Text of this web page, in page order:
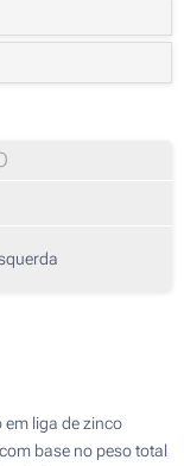
liga de zinco
base no peso total